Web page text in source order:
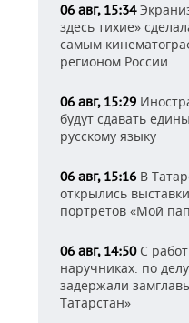
06 авг, 15:34
здесь тихие»
самым
регионом России
06 авг, 15:29
будут сдавать
русскому языку
06 авг, 15:16 В
открылись
портретов «Мой
06 авг, 14:50С
наручниках: по
задержали
Татарстан»